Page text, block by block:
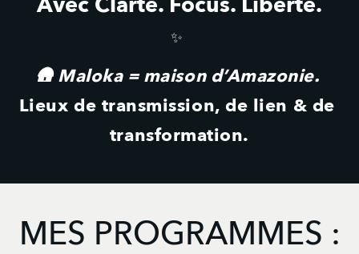
Avec Clarté. Focus. Liberté.
✨
Lieux de transmission, de lien & de
transformation.
MES PROGRAMMES :